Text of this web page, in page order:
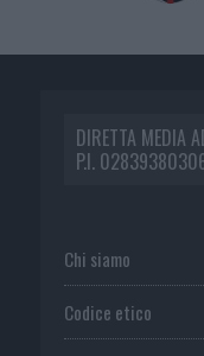
DIRETTA MEDIA
P.I.
Chi siamo
Codice etico